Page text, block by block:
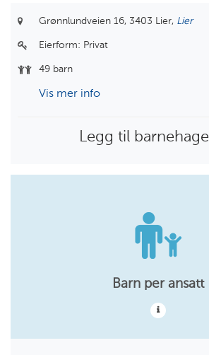
Grønnlundveien 16, 3403 Lier, Lier
Eierform: Privat
49 barn
Vis mer info
Legg til barnehage
Barn per ansatt